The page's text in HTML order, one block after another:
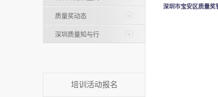
质量奖动态
深圳质量知与行
培训活动报名
深圳市宝安区质量奖